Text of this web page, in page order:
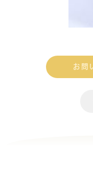
お問